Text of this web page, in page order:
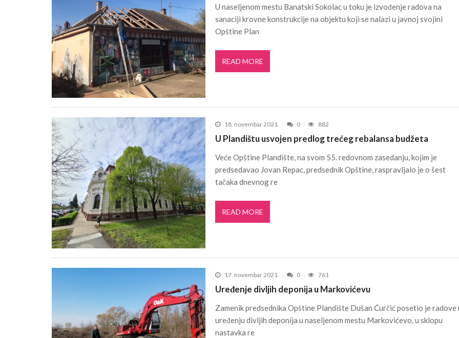
Pančevo: Održan treći sastanak stejkholdera u okviru projekta TERRAIN u čijem fo... 3. JUN 2026.
Projekat „Mistični Dunav“ razvija održivi turizam kroz prirodno i kulturno nasle...
Pančevo: Počela rekonstrukcija kanalizacije u Ulici Dragutina Ilkića Birte kod v...
Pančevo: Počinje izgradnja atmosferske kanalizacije na Strelištu
„Lepo leto“ donosi književne večeri u Domu omladine Pančevo
Za ovog Pančevca verovatno nikad niste čuli, a spasavao je narod u Ramu
U naseljenom mestu Banatski Sokolac u toku je izvođenje radova na
sanaciji krovne konstrukcije na objektu koji se nalazi u javnoj svojini
Opštine Plan
READ MORE
18. novembar 2021. 0 882
U Plandištu usvojen predlog trećeg rebalansa budžeta
Veće Opštine Plandište, na svom 55. redovnom zasedanju, kojim je
predsedavao Jovan Repac, predsednik Opštine, raspravljalo je o šest
tačaka dnevnog re
READ MORE
17. novembar 2021. 0 761
Uređenje divljih deponija u Markovićevu
Zamenik predsednika Opštine Plandište Dušan Ćurčić posetio je radove
uređenju divljih deponija u naseljenom mestu Markovićevo, u sklopu
nastavka re